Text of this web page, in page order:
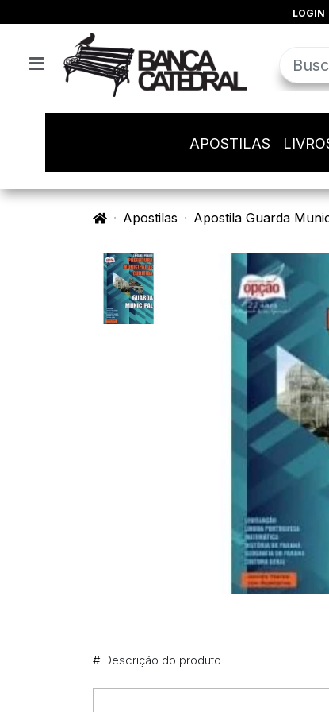
LOGIN
APOSTILAS
Apostilas Apostila Guarda
# Descrição do produto